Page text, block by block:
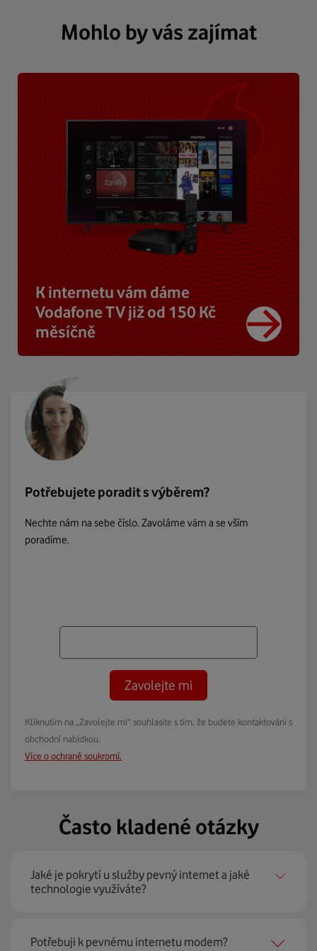
Mohlo by vás zajímat
K internetu vám dáme
Vodafone TV již od 150 Kč
měsíčně
Potřebujete poradit s výběrem?
Nechte nám na sebe číslo. Zavoláme vám a se vším
poradíme.
Zavolejte mi
Kliknutím na „Zavolejte mi“ souhlasíte s tím, že budete kontaktováni s
obchodní nabídkou.
Více o ochraně soukromí.
Často kladené otázky
Jaké je pokrytí u služby pevný internet a jaké
technologie využíváte?
Pevný internet můžeme nabídnout
Potřebuji k pevnému internetu modem?